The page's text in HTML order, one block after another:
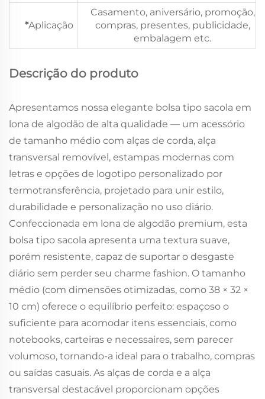
*Aplicação
Casamento, aniversário, promoção,
compras, presentes, publicidade,
embalagem etc.
Descrição do produto
Apresentamos nossa elegante bolsa tipo sacola em
lona de algodão de alta qualidade — um acessório
de tamanho médio com alças de corda, alça
transversal removível, estampas modernas com
letras e opções de logotipo personalizado por
termotransferência, projetado para unir estilo,
durabilidade e personalização no uso diário.
Confeccionada em lona de algodão premium, esta
bolsa tipo sacola apresenta uma textura suave,
porém resistente, capaz de suportar o desgaste
diário sem perder seu charme fashion. O tamanho
médio (com dimensões otimizadas, como 38 × 32 ×
10 cm) oferece o equilíbrio perfeito: espaçoso o
suficiente para acomodar itens essenciais, como
notebooks, carteiras e necessaires, sem parecer
volumoso, tornando-a ideal para o trabalho, compras
ou saídas casuais. As alças de corda e a alça
transversal destacável proporcionam opções